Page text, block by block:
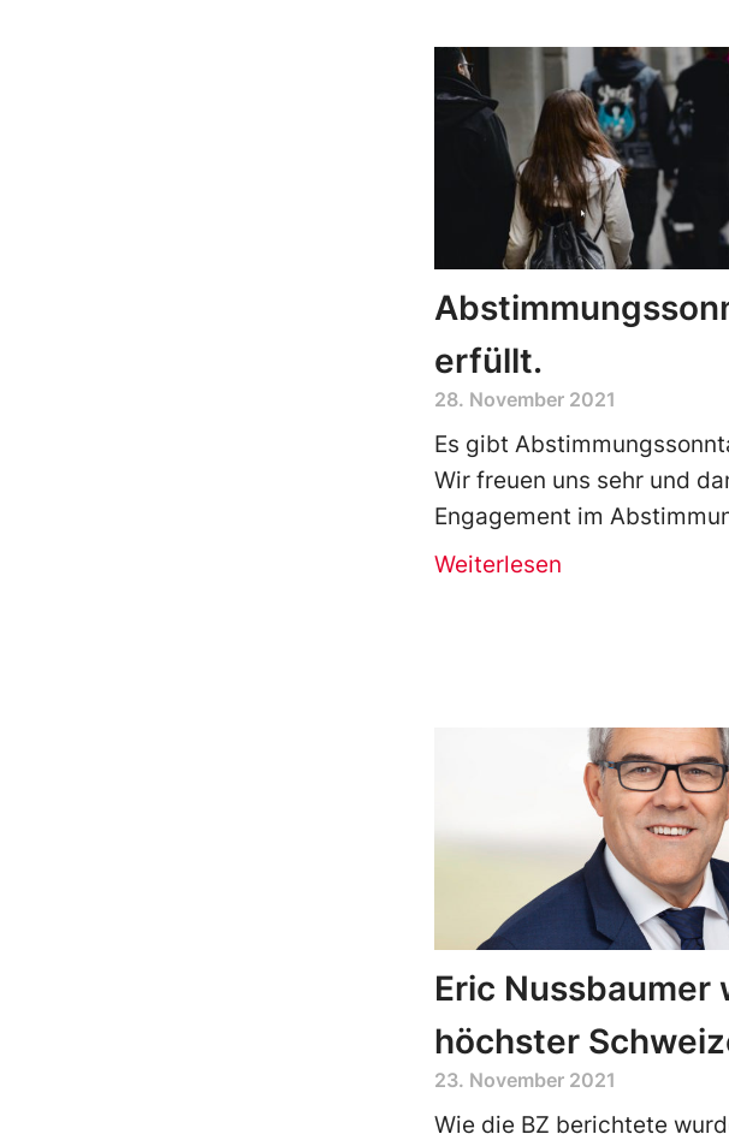
erfüllt.
28. November 2021
Es gibt
Wir freuen uns sehr und
Engagement im
Weiterlesen
Eric Nussbaumer
höchster
23. November 2021
Wie die BZ berichtete